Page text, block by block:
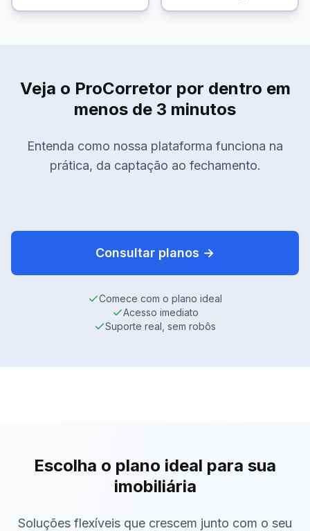
Veja o ProCorretor por dentro em
menos de 3 minutos
Entenda como nossa plataforma funciona na
prática, da captação ao fechamento.
Demonstração Completa
Veja como o ProCorretor pode transformar sua
Consultar planos →
Comece com o plano ideal
Acesso imediato
Suporte real, sem robôs
Escolha o plano ideal para sua
imobiliária
Soluções flexíveis que crescem junto com o seu